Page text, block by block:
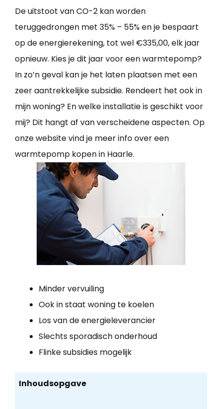
De uitstoot van CO-2 kan worden
teruggedrongen met 35% – 55% en je bespaart
op de energierekening, tot wel €335,00, elk jaar
opnieuw. Kies je dit jaar voor een warmtepomp?
In zo’n geval kan je het laten plaatsen met een
zeer aantrekkelijke subsidie. Rendeert het ook in
mijn woning? En welke installatie is geschikt voor
mij? Dit hangt af van verscheidene aspecten. Op
onze website vind je meer info over een
warmtepomp kopen in Haarle.
Minder vervuiling
Ook in staat woning te koelen
Los van de energieleverancier
Slechts sporadisch onderhoud
Flinke subsidies mogelijk
Inhoudsopgave